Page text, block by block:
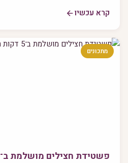
קרא עכשיו
מתכונים
פשטידת חצילים מושלמת ב־5 דקות הכנה בלבד